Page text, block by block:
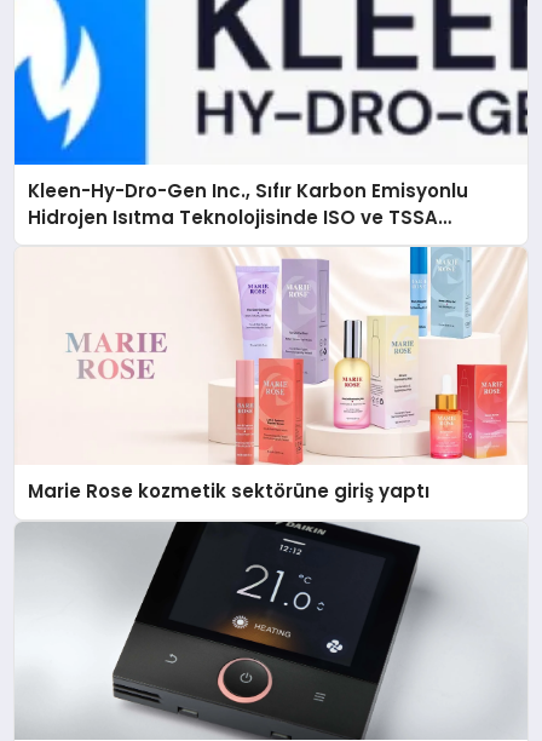
Kleen-Hy-Dro-Gen Inc., Sıfır Karbon Emisyonlu
Hidrojen Isıtma Teknolojisinde ISO ve TSSA
Düzenleyici Onaylarını Aldı
Marie Rose kozmetik sektörüne giriş yaptı